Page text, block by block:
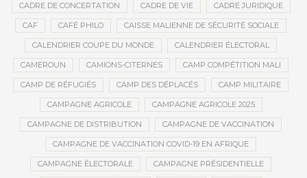
CADRE DE CONCERTATION CADRE DE VIE CADRE JURIDIQUE
CAF CAFÉ PHILO CAISSE MALIENNE DE SÉCURITÉ SOCIALE
CALENDRIER COUPE DU MONDE CALENDRIER ÉLECTORAL
CAMEROUN CAMIONS-CITERNES CAMP COMPÉTITION MALI
CAMP DE RÉFUGIÉS CAMP DES DÉPLACÉS CAMP MILITAIRE
CAMPAGNE AGRICOLE CAMPAGNE AGRICOLE 2025
CAMPAGNE DE DISTRIBUTION CAMPAGNE DE VACCINATION
CAMPAGNE DE VACCINATION COVID-19 EN AFRIQUE
CAMPAGNE ÉLECTORALE CAMPAGNE PRÉSIDENTIELLE